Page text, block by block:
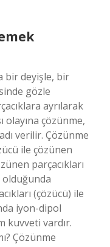
bir deyişle, bir
gözle
ayrılarak
olayına çözünme,
verilir. Çözünme
ile çözünen
parçacıkları
olduğunda
(çözücü) ile
iyon-dipol
kuvveti vardır.
Çözünme